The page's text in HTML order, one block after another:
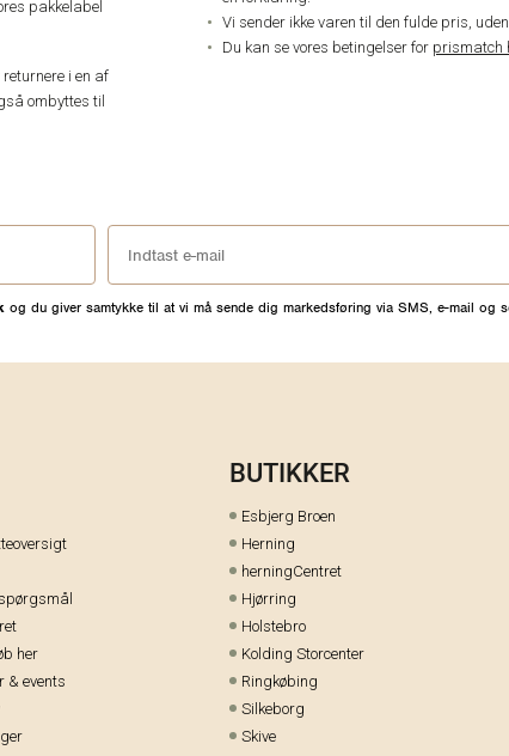
pakkelabel
i en af
ombyttes til
Vi sender ikke varen til den fulde pris,
Du kan se vores betingelser for prismatch
og du giver samtykke til at vi må sende dig markedsføring via SMS, e-mail og
her
& events
BUTIKKER
Esbjerg Broen
Herning
herningCentret
Hjørring
Holstebro
Kolding Storcenter
Ringkøbing
Silkeborg
Skive